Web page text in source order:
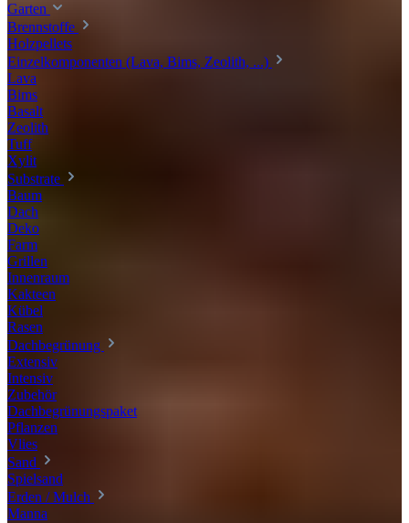
Garten
Brennstoffe
Holzpellets
Einzelkomponenten (Lava, Bims, Zeolith, ...)
Lava
Bims
Basalt
Zeolith
Tuff
Xylit
Substrate
Baum
Dach
Deko
Farm
Grillen
Innenraum
Kakteen
Kübel
Rasen
Dachbegrünung
Extensiv
Intensiv
Zubehör
Dachbegrünungspaket
Pflanzen
Vlies
Sand
Spielsand
Erden / Mulch
Manna